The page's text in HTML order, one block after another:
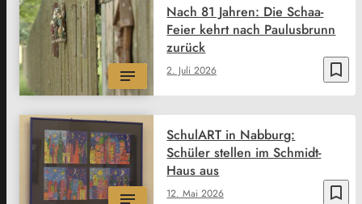
bookmark_border
2. Juli 2026
Nach 81 Jahren: Die Schaa-
Feier kehrt nach Paulusbrunn
zurück
bookmark_border
12. Mai 2026
SchulART in Nabburg:
Schüler stellen im Schmidt-
Haus aus